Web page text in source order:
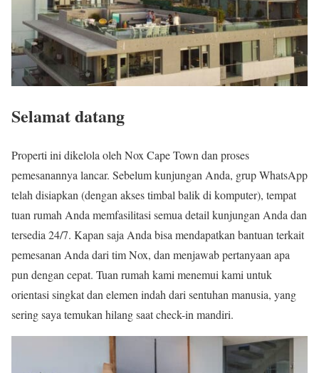
Selamat datang
Properti ini dikelola oleh Nox Cape Town dan proses
pemesanannya lancar. Sebelum kunjungan Anda, grup WhatsApp
telah disiapkan (dengan akses timbal balik di komputer), tempat
tuan rumah Anda memfasilitasi semua detail kunjungan Anda dan
tersedia 24/7. Kapan saja Anda bisa mendapatkan bantuan terkait
pemesanan Anda dari tim Nox, dan menjawab pertanyaan apa
pun dengan cepat. Tuan rumah kami menemui kami untuk
orientasi singkat dan elemen indah dari sentuhan manusia, yang
sering saya temukan hilang saat check-in mandiri.